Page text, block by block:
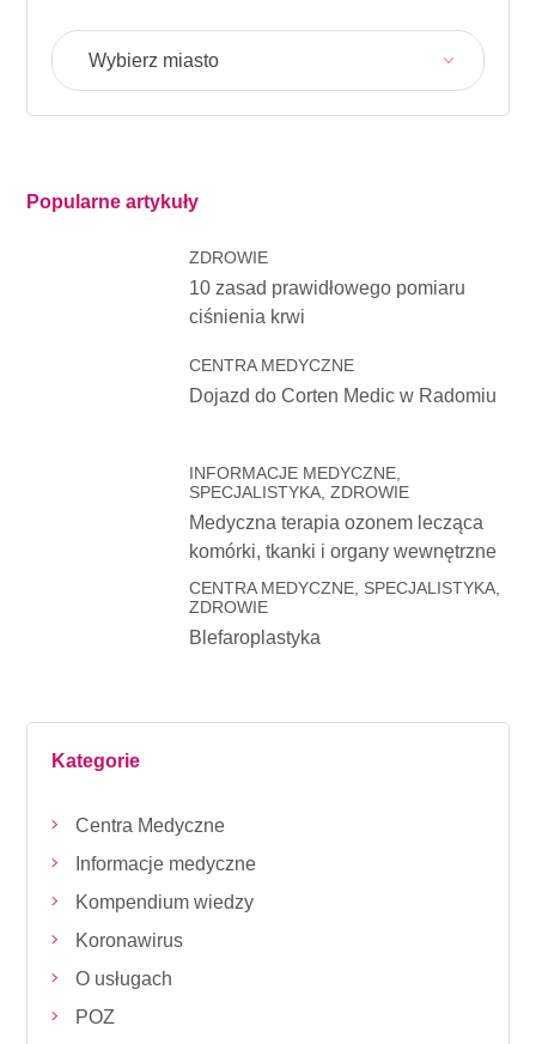
Wybierz miasto
Popularne artykuły
ZDROWIE
10 zasad prawidłowego pomiaru
ciśnienia krwi
CENTRA MEDYCZNE
Dojazd do Corten Medic w Radomiu
INFORMACJE MEDYCZNE,
SPECJALISTYKA, ZDROWIE
Medyczna terapia ozonem lecząca
komórki, tkanki i organy wewnętrzne
CENTRA MEDYCZNE, SPECJALISTYKA,
ZDROWIE
Blefaroplastyka
Kategorie
Centra Medyczne
Informacje medyczne
Kompendium wiedzy
Koronawirus
O usługach
POZ